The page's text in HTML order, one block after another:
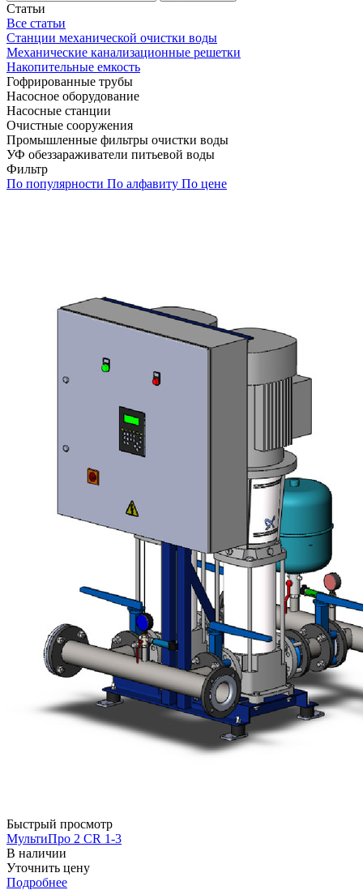
Статьи
Все статьи
Станции механической очистки воды
Механические канализационные решетки
Накопительные емкость
Гофрированные трубы
Насосное оборудование
Насосные станции
Очистные сооружения
Промышленные фильтры очистки воды
УФ обеззараживатели питьевой воды
Фильтр
По популярности По алфавиту По цене
Быстрый просмотр
МультиПро 2 CR 1-3
В наличии
Уточнить цену
Подробнее